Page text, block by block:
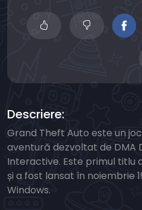
Descriere:
Grand Theft Auto este un
aventură dezvoltat de DMA
Interactive. Este primul titlu
și a fost lansat în noiembrie
Windows.